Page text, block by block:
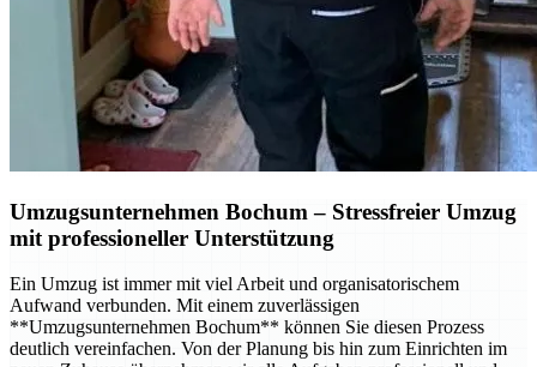
Umzugsunternehmen Bochum – Stressfreier Umzug
mit professioneller Unterstützung
Ein Umzug ist immer mit viel Arbeit und organisatorischem
Aufwand verbunden. Mit einem zuverlässigen
**Umzugsunternehmen Bochum** können Sie diesen Prozess
deutlich vereinfachen. Von der Planung bis hin zum Einrichten im